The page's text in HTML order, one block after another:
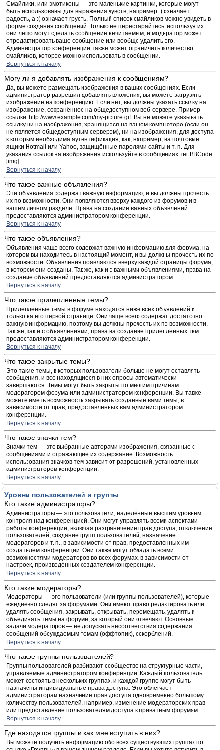
Смайлики, или эмотиконы — это маленькие картинки, которые могут
быть использованы для выражения чувств, например :) означает
радость, а :( означает грусть. Полный список смайликов можно увидеть в
форме создания сообщений. Только не перестарайтесь, используя их:
они легко могут сделать сообщение нечитаемым, и модератор может
отредактировать ваше сообщение или вообще удалить его.
Администратор конференции также может ограничить количество
смайликов, которое можно использовать в сообщении.
Вернуться к началу
Могу ли я добавлять изображения к сообщениям?
Да, вы можете размещать изображения в ваших сообщениях. Если
администратор разрешил добавлять вложения, вы можете загрузить
изображение на конференцию. Если нет, вы должны указать ссылку на
изображение, сохранённое на общедоступном веб-сервере. Пример
ссылки: http://www.example.com/my-picture.gif. Вы не можете указывать
ссылку ни на изображения, хранящиеся на вашем компьютере (если он
не является общедоступным сервером), ни на изображения, для доступа
к которым необходима аутентификация, как, например, на почтовые
ящики Hotmail или Yahoo, защищённые паролями сайты и т. п. Для
указания ссылок на изображения используйте в сообщениях тег BBCode
[img].
Вернуться к началу
Что такое важные объявления?
Эти объявления содержат важную информацию, и вы должны прочесть
их по возможности. Они появляются вверху каждого из форумов и в
вашем личном разделе. Права на создание важных объявлений
предоставляются администратором конференции.
Вернуться к началу
Что такое объявления?
Объявления чаще всего содержат важную информацию для форума, на
котором вы находитесь в настоящий момент, и вы должны прочесть их по
возможности. Объявления появляются вверху каждой страницы форума,
в котором они созданы. Так же, как и с важными объявлениями, права на
создание объявлений предоставляются администратором.
Вернуться к началу
Что такое прилепленные темы?
Прилепленные темы в форуме находятся ниже всех объявлений и
только на его первой странице. Они чаще всего содержат достаточно
важную информацию, поэтому вы должны прочесть их по возможности.
Так же, как и с объявлениями, права на создание прилепленных тем
предоставляются администратором конференции.
Вернуться к началу
Что такое закрытые темы?
Это такие темы, в которых пользователи больше не могут оставлять
сообщения, и все находящиеся в них опросы автоматически
завершаются. Темы могут быть закрыты по многим причинам
модератором форума или администратором конференции. Вы также
можете иметь возможность закрывать созданные вами темы, в
зависимости от прав, предоставленных вам администратором
конференции.
Вернуться к началу
Что такое значки тем?
Значки тем — это выбранные авторами изображения, связанные с
сообщениями и отражающие их содержание. Возможность
использования значков тем зависит от разрешений, установленных
администратором конференции.
Вернуться к началу
Уровни пользователей и группы
Кто такие администраторы?
Администраторы — это пользователи, наделённые высшим уровнем
контроля над конференцией. Они могут управлять всеми аспектами
работы конференции, включая разграничение прав доступа, отключение
пользователей, создание групп пользователей, назначение
модераторов и т. п., в зависимости от прав, предоставленных им
создателем конференции. Они также могут обладать всеми
возможностями модераторов во всех форумах, в зависимости от
настроек, произведённых создателем конференции.
Вернуться к началу
Кто такие модераторы?
Модераторы — это пользователи (или группы пользователей), которые
ежедневно следят за форумами. Они имеют право редактировать или
удалять сообщения, закрывать, открывать, перемещать, удалять и
объединять темы на форуме, за который они отвечают. Основные
задачи модераторов — не допускать несоответствия содержания
сообщений обсуждаемым темам (оффтопик), оскорблений.
Вернуться к началу
Что такое группы пользователей?
Группы пользователей разбивают сообщество на структурные части,
управляемые администратором конференции. Каждый пользователь
может состоять в нескольких группах, и каждой группе могут быть
назначены индивидуальные права доступа. Это облегчает
администраторам назначение прав доступа одновременно большому
количеству пользователей, например, изменение модераторских прав
или предоставление пользователям доступа к приватным форумам.
Вернуться к началу
Где находятся группы и как мне вступить в них?
Вы можете получить информацию обо всех существующих группах по